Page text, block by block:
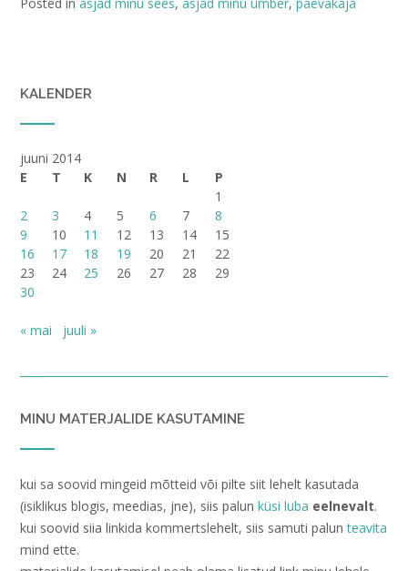
KALENDER
juuni 2014
E
T K N R L
P
1
2
3 4 5 6 7
8
9
10 11 12 13 14
15
16
17 18 19 20 21
22
23
24 25 26 27 28
29
30
« mai juuli »
MINU MATERJALIDE KASUTAMINE
kui sa soovid mingeid mõtteid või pilte siit lehelt kasutada
(isiklikus blogis, meedias, jne), siis palun küsi luba eelnevalt.
kui soovid siia linkida kommertslehelt, siis samuti palunteavita
mind ette.